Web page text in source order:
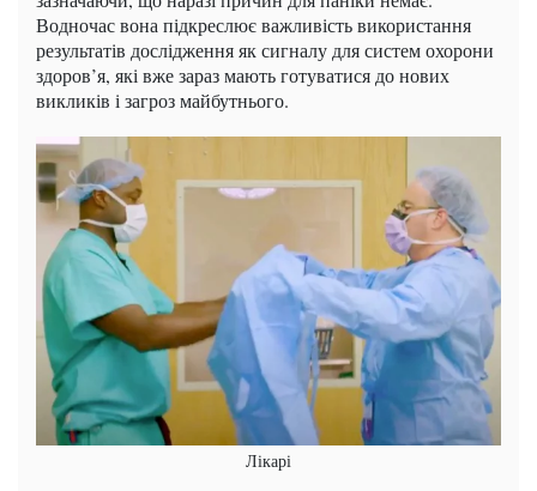
Водночас вона підкреслює важливість використання
результатів дослідження як сигналу для систем охорони
здоров’я, які вже зараз мають готуватися до нових
викликів і загроз майбутнього.
Лікарі